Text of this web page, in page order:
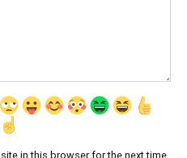
in this browser for the next time